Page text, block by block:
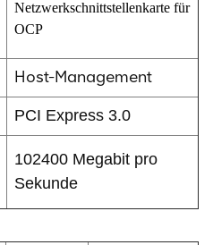
Netzwerkschnittstellenkarte für
OCP
Host-Management
PCI Express 3.0
102400 Megabit pro
Sekunde